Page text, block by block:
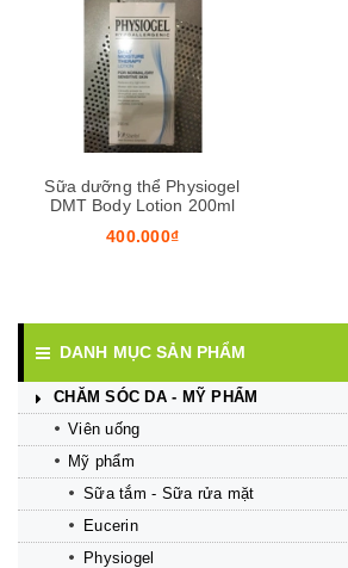
Sữa dưỡng thể Physiogel
DMT Body Lotion 200ml
400.000₫
DANH MỤC SẢN PHẨM
CHĂM SÓC DA - MỸ PHẨM
Viên uống
Mỹ phẩm
Sữa tắm - Sữa rửa mặt
Eucerin
Physiogel